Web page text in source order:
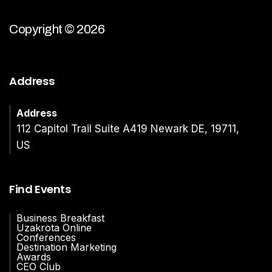
Copyright © 2026
Address
Address
112 Capitol Trail Suite A419 Newark DE, 19711,
US
Find Events
Business Breakfast
Uzakrota Online
Conferences
Destination Marketing
Awards
CEO Club